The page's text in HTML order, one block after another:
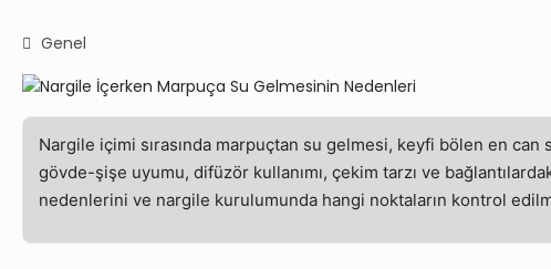
Genel
Nargile içimi sırasında marpuçtan su gelmesi, keyfi bölen en
gövde-şişe uyumu, difüzör kullanımı, çekim tarzı ve
nedenlerini ve nargile kurulumunda hangi noktaların kontrol